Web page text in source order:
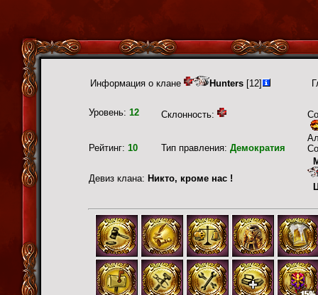
Информация о клане Hunters [12]
Уровень: 12 Склонность:
Рейтинг: 10 Тип правления: Демократия
Девиз клана: Никто, кроме нас !